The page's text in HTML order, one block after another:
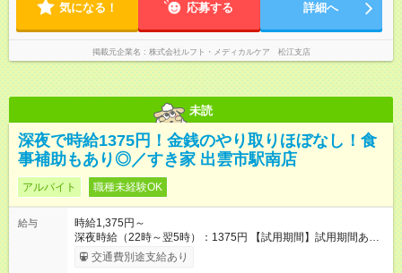
気になる！ 応募する 詳細へ
掲載元企業名 株式会社ルフト・メディカルケア 松江支店
未読
深夜で時給1375円！金銭のやり取りほぼなし！食
事補助もあり◎／すき家 出雲市駅南店
アルバイト 職種未経験OK
給与
時給1,375円～
深夜時給（22時～翌5時）：1375円 【試用期間】試用期間あり
試用期間の長さ：1ヶ月 雇用形態、給与は本採用時と同じです。
試用期間の実態は30日（※条件変更なし）ですが、切り上げで
交通費別途支給あり